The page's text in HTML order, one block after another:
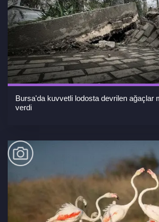
Bursa'da kuvvetli lodosta devrilen ağaçlar
verdi